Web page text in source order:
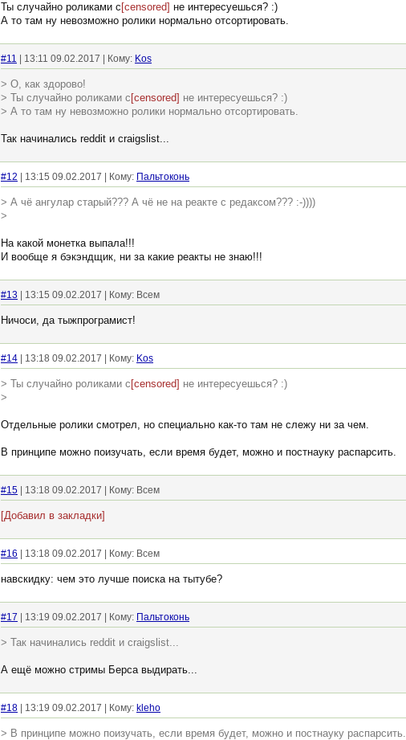
Ты случайно роликами с [censored] не интересуешься? :)
А то там ну невозможно ролики нормально отсортировать.
#11 | 13:11 09.02.2017 | Кому: Kos
> О, как здорово!
> Ты случайно роликами с [censored] не интересуешься? :)
> А то там ну невозможно ролики нормально отсортировать.
Так начинались reddit и craigslist...
#12 | 13:15 09.02.2017 | Кому: Пальтоконь
> А чё ангулар старый??? А чё не на реакте с редаксом??? :-))))
>
На какой монетка выпала!!!
И вообще я бэкэндщик, ни за какие реакты не знаю!!!
#13 | 13:15 09.02.2017 | Кому: Всем
Ничоси, да тыжпрограмист!
#14 | 13:18 09.02.2017 | Кому: Kos
> Ты случайно роликами с [censored] не интересуешься? :)
>
Отдельные ролики смотрел, но специально как-то там не слежу ни за чем.
В принципе можно поизучать, если время будет, можно и постнауку распарсить.
#15 | 13:18 09.02.2017 | Кому: Всем
[Добавил в закладки]
#16 | 13:18 09.02.2017 | Кому: Всем
навскидку: чем это лучше поиска на тытубе?
#17 | 13:19 09.02.2017 | Кому: Пальтоконь
> Так начинались reddit и craigslist...
А ещё можно стримы Берса выдирать...
#18 | 13:19 09.02.2017 | Кому: kleho
> В принципе можно поизучать, если время будет, можно и постнауку распарсить.